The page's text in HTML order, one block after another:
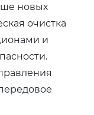
новых
очистка
и